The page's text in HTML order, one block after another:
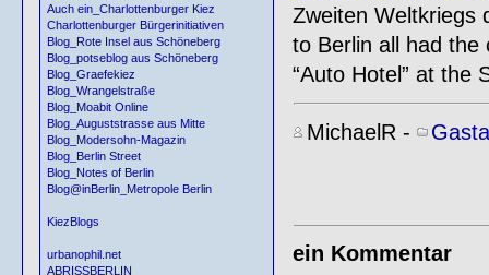
Auch ein_Charlottenburger Kiez
Charlottenburger Bürgerinitiativen
Blog_Rote Insel aus Schöneberg
Blog_potseblog aus Schöneberg
Blog_Graefekiez
Blog_Wrangelstraße
Blog_Moabit Online
Blog_Auguststrasse aus Mitte
Blog_Modersohn-Magazin
Blog_Berlin Street
Blog_Notes of Berlin
Blog@inBerlin_Metropole Berlin
KiezBlogs
urbanophil.net
ABRISSBERLIN
Zweiten Weltkriegs
to Berlin all had the
“Auto Hotel” at the
MichaelR -
ein Kommentar